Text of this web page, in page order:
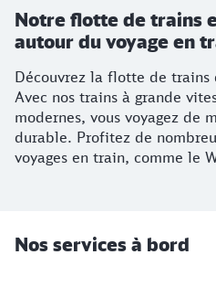
Notre flotte de trains
autour du voyage en
Découvrez la flotte de trains
Avec nos trains à grande
modernes, vous voyagez de
durable. Profitez de
voyages en train, comme le
Nos services à bord